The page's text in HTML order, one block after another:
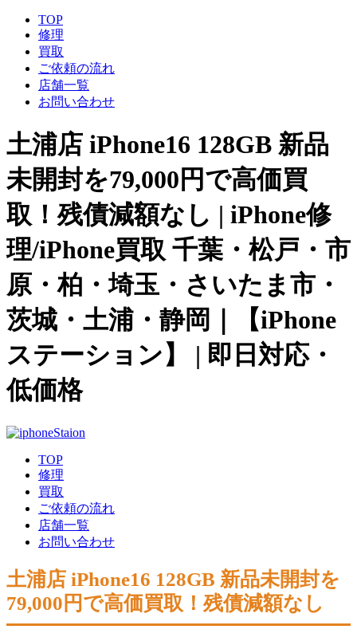
TOP
修理
買取
ご依頼の流れ
店舗一覧
お問い合わせ
土浦店 iPhone16 128GB 新品
未開封を79,000円で高価買
取！残債減額なし | iPhone修
理/iPhone買取 千葉・松戸・市
原・柏・埼玉・さいたま市・
茨城・土浦・静岡｜【iPhone
ステーション】 | 即日対応・
低価格
TOP
修理
買取
ご依頼の流れ
店舗一覧
お問い合わせ
土浦店 iPhone16 128GB 新品未開封を
79,000円で高価買取！残債減額なし